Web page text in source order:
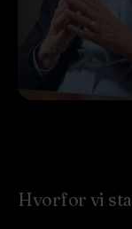
Hvorfor vi